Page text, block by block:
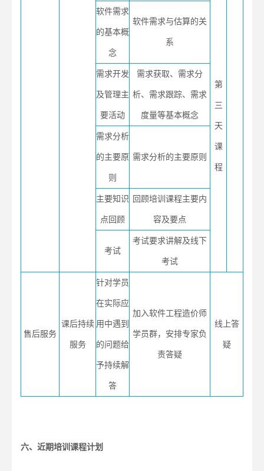
第
三
天
课
程
软件需求
的基本概
念
软件需求与估算的关
系
需求开发
及管理主
要活动
需求获取、需求分
析、需求跟踪、需求
度量等基本概念
需求分析
的主要原
则
需求分析的主要原则
主要知识
点回顾
回顾培训课程主要内
容及要点
考试
考试要求讲解及线下
考试
售后服务
课后持续
服务
针对学员
在实际应
用中遇到
的问题给
予持续解
答
加入软件工程造价师
学员群，安排专家负
责答疑
线上答
疑
六、近期培训课程计划